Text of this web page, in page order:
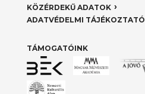
KÖZÉRDEKŰ ADATOK
ADATVÉDELMI TÁJÉKOZTATÓ
TÁMOGATÓINK